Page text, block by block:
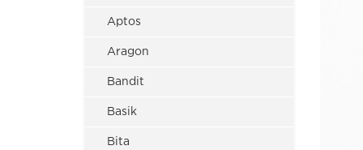
Aptos
Aragon
Bandit
Basik
Bita